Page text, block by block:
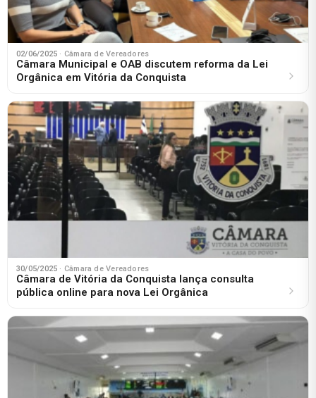
02/06/2025 · Câmara de Vereadores
Câmara Municipal e OAB discutem reforma da Lei
Orgânica em Vitória da Conquista
30/05/2025 · Câmara de Vereadores
Câmara de Vitória da Conquista lança consulta
pública online para nova Lei Orgânica